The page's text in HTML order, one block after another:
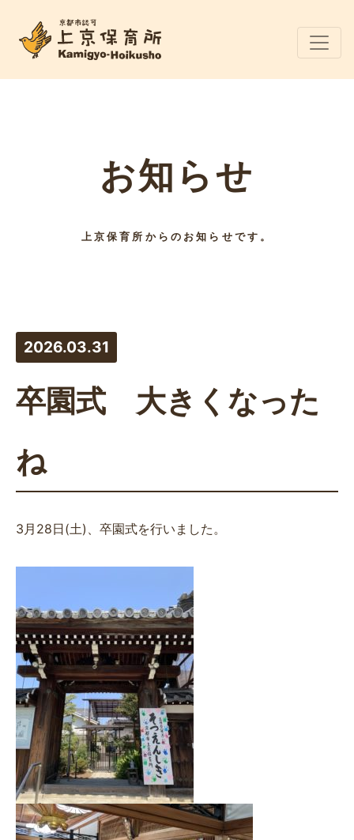
お知らせ
上京保育所からのお知らせです。
2026.03.31
卒園式 大きくなった
ね
3月28日(土)、卒園式を行いました。